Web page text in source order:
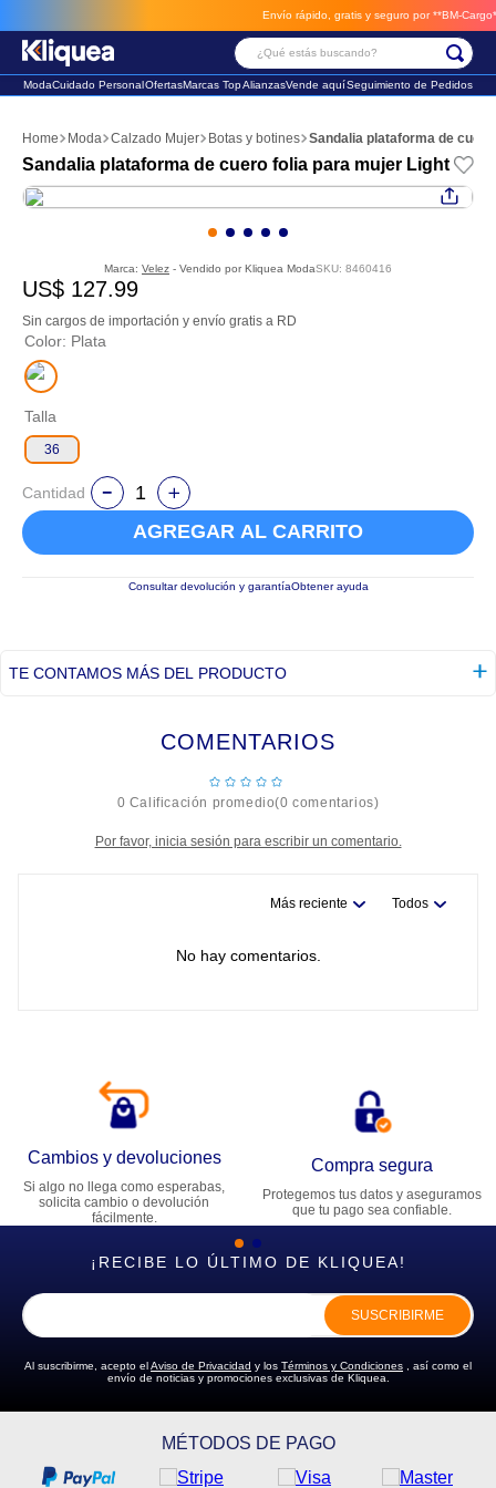
Envío rápido, gratis y seguro por **BM-Cargo**
¿Qué estás buscando?
ModaCuidado PersonalOfertasMarcas TopAlianzasVende aquíSeguimiento de Pedidos
Moda Calzado Mujer Botas y botines Sandalia plataforma de
Sandalia plataforma de cuero folia para mujer Light
Marca: Velez - Vendido por Kliquea ModaSKU: 8460416
US$ 127.99
Sin cargos de importación y envío gratis a RD
Color: Plata
Talla
36
Cantidad
AGREGAR AL CARRITO
Consultar devolución y garantíaObtener ayuda
TE CONTAMOS MÁS DEL PRODUCTO
COMENTARIOS
☆☆☆☆
☆
0 Calificación promedio(0 comentarios)
Por favor, inicia sesión para escribir un comentario.
Más reciente Todos
No hay comentarios.
Cambios y devoluciones
Si algo no llega como esperabas,
solicita cambio o devolución
fácilmente.
Compra segura
Protegemos tus datos y aseguramos
que tu pago sea confiable.
¡RECIBE LO ÚLTIMO DE KLIQUEA!
SUSCRIBIRME
Al suscribirme, acepto elAviso de Privacidad y los Términos y Condiciones , así como el
envío de noticias y promociones exclusivas de Kliquea.
MÉTODOS DE PAGO
2. futbol